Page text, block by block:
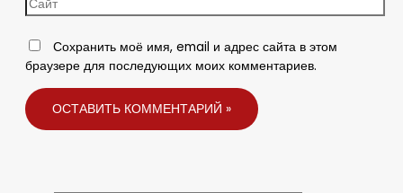
Сохранить моё имя, email и адрес сайта в этом
браузере для последующих моих комментариев.